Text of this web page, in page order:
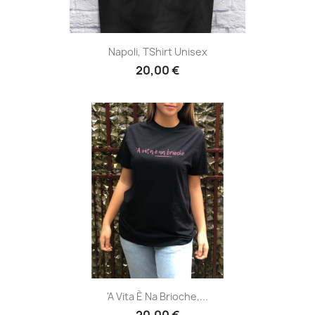
Napoli, TShirt Unisex
20,00 €
'A Vita È Na Brioche,...